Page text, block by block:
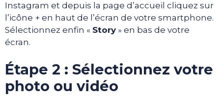
Instagram et depuis la page d’accueil cliquez sur
l’icône + en haut de l’écran de votre smartphone.
Sélectionnez enfin « Story » en bas de votre
écran.
Étape 2 : Sélectionnez votre
photo ou vidéo